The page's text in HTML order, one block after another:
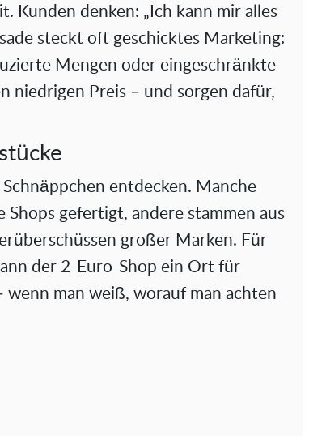
Kunden denken: „Ich kann mir alles
steckt oft geschicktes Marketing:
Mengen oder eingeschränkte
niedrigen Preis – und sorgen dafür,
Schnäppchen entdecken. Manche
Shops gefertigt, andere stammen aus
großer Marken. Für
der 2-Euro-Shop ein Ort für
wenn man weiß, worauf man achten